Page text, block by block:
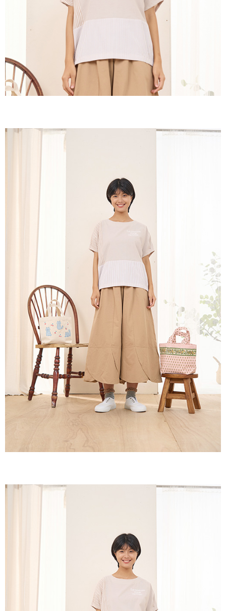
後付繳納相關費用。
※ 交易是否成功請以「AFTEE先享後付 」之結帳頁面顯示為準，若有關於
是否繳費成功／繳費後需取消欲退款等相關疑問，請聯繫「AFTEE先享後付
客戶支援中心」
https://netprotections.freshdesk.com/support/home
１．透過由恩沛科技股份有限公司提供之「AFTEE先享後付」服務完成之交
易，需依本服務之必要範圍內提供個人資料，並將交易相關給付款項請求債
權轉讓予恩沛科技股份有限公司。
２．關於個人資料處理事宜，請瀏覽以下網址：
https://aftee.tw/terms/#terms3
４．使用「AFTEE先享後付」時，將依據個別帳號之用戶狀況，依本公司即
每筆NT$60，滿NT$2,000(含以上)免運費
黑貓宅急便(包裹尺寸60cm以下)
每筆NT$100，滿NT$2,000(含以上)免運費
黑貓宅急便(包裹尺寸90cm以下)
每筆NT$140，滿NT$2,000(含以上)免運費